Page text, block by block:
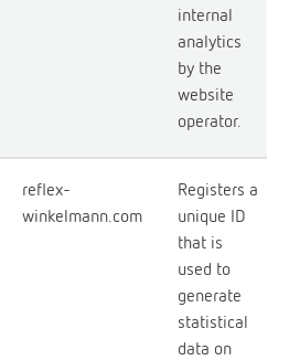
internal
analytics
by the
website
operator.
reflex-
winkelmann.com
Registers a
unique ID
that is
used to
generate
statistical
data on